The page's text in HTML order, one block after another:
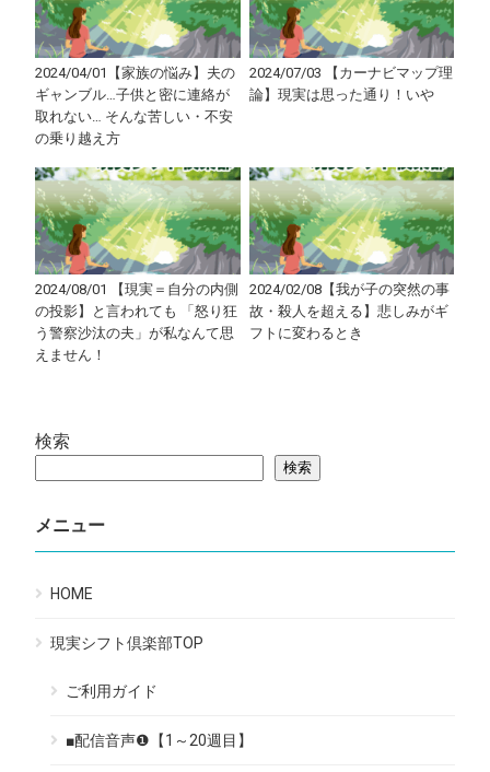
2024/04/01【家族の悩み】夫の
ギャンブル…子供と密に連絡が
取れない… そんな苦しい・不安
の乗り越え方
2024/07/03 【カーナビマップ理
論】現実は思った通り！いや
2024/08/01 【現実＝自分の内側
の投影】と言われても 「怒り狂
う警察沙汰の夫」が私なんて思
えません！
2024/02/08【我が子の突然の事
故・殺人を超える】悲しみがギ
フトに変わるとき
検索
検索
メニュー
HOME
現実シフト倶楽部TOP
ご利用ガイド
■配信音声❶【1～20週目】